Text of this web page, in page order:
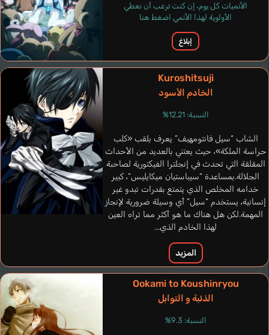
Rojas Michelle
إنجليزي
Baxter Ned
Nojima Kenji
الأنميات كل يوم، إن كنت ترغب أن نعطي
الأولوية لهذا الأنمي اضغط هنا
إبلاغ
Kuroshitsuji
الخادم الأسود
النسبة: 12.21%
الشاب “سيل فانتومهيف” يعرف بلقب «كلب
حراسة الملكة»، حيث يعتني بالعديد من الأحداث
المقلقة التي تحدث في إنجلترا الفيكتورية لصاحبة
الجلالة.بمساعدة “سيباستيان ميكايليس“، كبير
خدامه المخلص الذي يتمتع بقدرات تبدو غير
إنسانية، يستخدم “سيل” أي وسيلة ضرورية لإنجاز
المهمة.لكن هل هناك ما هو أكثر مما تراه العين
لهذا الخادم الذي...
المزيد
Ookami to Koushinryou
الذئبة و التوابل
النسبة: 9.3%